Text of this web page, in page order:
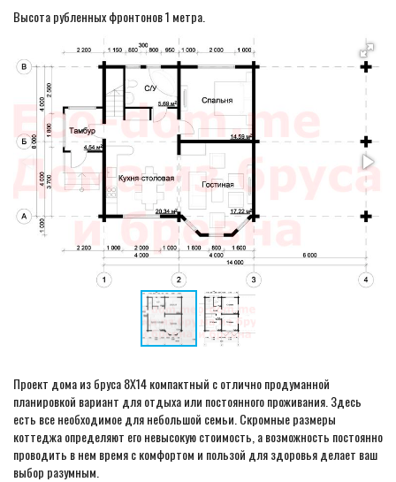
Высота рубленных фронтонов 1 метра.
Проект дома из бруса 8X14 компактный с отлично продуманной
планировкой вариант для отдыха или постоянного проживания. Здесь
есть все необходимое для небольшой семьи. Скромные размеры
коттеджа определяют его невысокую стоимость, а возможность постоянно
проводить в нем время с комфортом и пользой для здоровья делает ваш
выбор разумным.